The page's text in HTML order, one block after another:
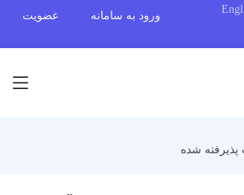
ورود به سامانه عضویت
پذیرفته شده